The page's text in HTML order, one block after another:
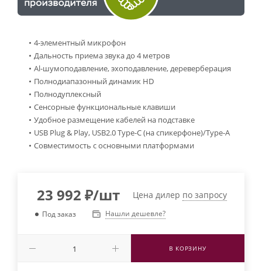
4-элементный микрофон
Дальность приема звука до 4 метров
Al-шумоподавление, эхоподавление, дереверберация
Полнодиапазонный динамик HD
Полнодуплексный
Сенсорные функциональные клавиши
Удобное размещение кабелей на подставке
USB Plug & Play, USB2.0 Type-С (на спикерфоне)/Type-А
Совместимость с основными платформами
23 992 ₽/шт Цена дилер по запросу
Под заказ Нашли дешевле?
В КОРЗИНУ